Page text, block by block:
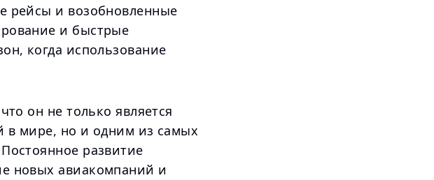
рейсы и возобновленные
и быстрые
когда использование
он не только является
в мире, но и одним из самых
развитие
новых авиакомпаний и